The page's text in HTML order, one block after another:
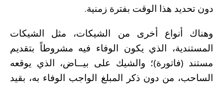
دون تحديد هذا الوقت بفترة زمنية.
وهناك أنواع أخرى من الشيكات، مثل الشيكات
المستندية، الذي يكون الوفاء فيه مشروطاً بتقديم
مستند (فاتورة)؛ والشيك على بيــاض، الذي يوقعه
الساحب، من دون ذكر المبلغ الواجب الوفاء به، بقيد